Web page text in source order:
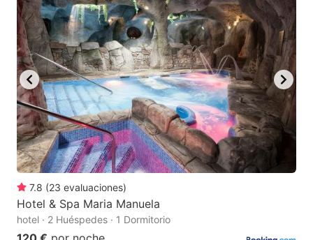
7.8 (23 evaluaciones)
Hotel & Spa Maria Manuela
hotel · 2 Huéspedes · 1 Dormitorio